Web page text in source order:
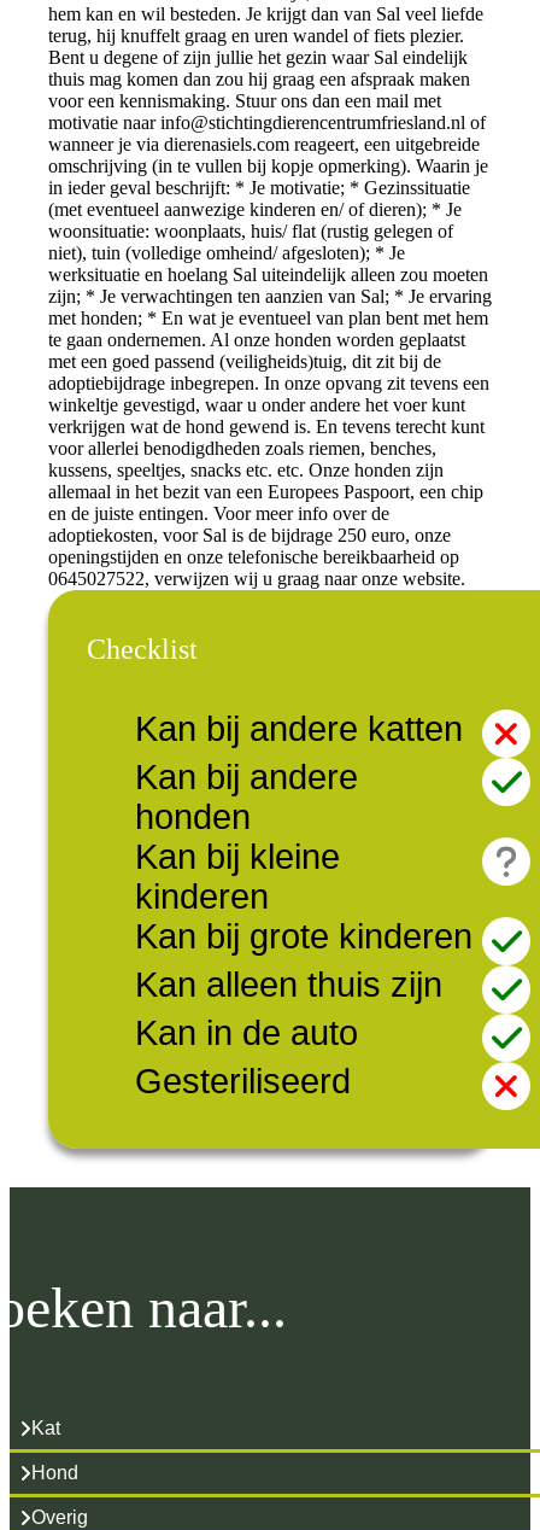
hem kan en wil besteden. Je krijgt dan van Sal veel liefde
terug, hij knuffelt graag en uren wandel of fiets plezier.
Bent u degene of zijn jullie het gezin waar Sal eindelijk
thuis mag komen dan zou hij graag een afspraak maken
voor een kennismaking. Stuur ons dan een mail met
motivatie naarinfo@stichtingdierencentrumfriesland.nl of
wanneer je via dierenasiels.com reageert, een uitgebreide
omschrijving (in te vullen bij kopje opmerking). Waarin je
in ieder geval beschrijft: * Je motivatie; * Gezinssituatie
(met eventueel aanwezige kinderen en/ of dieren); * Je
woonsituatie: woonplaats, huis/ flat (rustig gelegen of
niet), tuin (volledige omheind/ afgesloten); * Je
werksituatie en hoelang Sal uiteindelijk alleen zou moeten
zijn; * Je verwachtingen ten aanzien van Sal; * Je ervaring
met honden; * En wat je eventueel van plan bent met hem
te gaan ondernemen. Al onze honden worden geplaatst
met een goed passend (veiligheids)tuig, dit zit bij de
adoptiebijdrage inbegrepen. In onze opvang zit tevens een
winkeltje gevestigd, waar u onder andere het voer kunt
verkrijgen wat de hond gewend is. En tevens terecht kunt
voor allerlei benodigdheden zoals riemen, benches,
kussens, speeltjes, snacks etc. etc. Onze honden zijn
allemaal in het bezit van een Europees Paspoort, een chip
en de juiste entingen. Voor meer info over de
adoptiekosten, voor Sal is de bijdrage 250 euro, onze
openingstijden en onze telefonische bereikbaarheid op
0645027522, verwijzen wij u graag naar onze website.
Checklist
Kan bij andere katten
Kan bij andere
honden
Kan bij kleine
kinderen
Kan bij grote kinderen
Kan alleen thuis zijn
Kan in de auto
Gesteriliseerd
naar...
Kat
Hond
Overig